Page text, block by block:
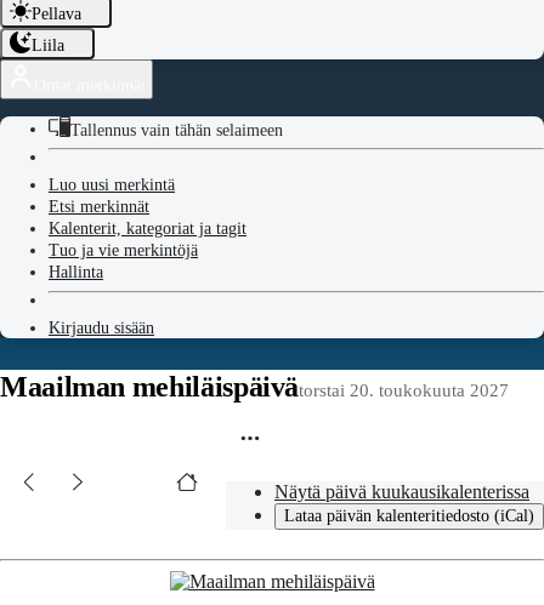
Pellava
Liila
Tallennus vain tähän selaimeen
Luo uusi merkintä
Etsi merkinnät
Kalenterit, kategoriat ja tagit
Tuo ja vie merkintöjä
Hallinta
Kirjaudu sisään
Maailman mehiläispäivätorstai 20. toukokuuta 2027
Näytä päivä kuukausikalenterissa
Lataa päivän kalenteritiedosto (iCal)